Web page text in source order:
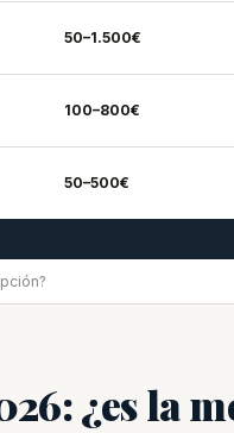
50–1.500€
100–800€
50–500€
¿es la